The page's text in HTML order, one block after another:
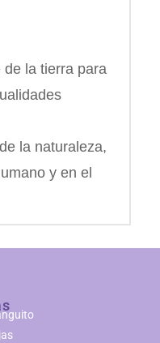
la tierra para
la naturaleza,
y en el